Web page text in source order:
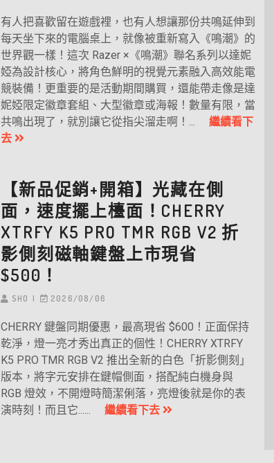
有人把喜歡留在遊戲裡，也有人想讓那份共鳴延伸到
每天坐下來的電腦桌上，就像被重新寫入《鳴潮》的
世界觀一樣！這次 Razer ×《鳴潮》聯名系列以達妮
婭為設計核心，將角色鮮明的視覺元素融入高效能電
競裝備！更重要的是活動期間購買，還能帶走像是達
妮婭限定徽章套組、大型徽章或海報！數量有限，當
共鳴出現了，就別讓它從指尖溜走啊！...繼續看下
去
【新品促銷+開箱】光藏在側
面，速度擺上檯面！CHERRY
XTRFY K5 PRO TMR RGB V2 折
影側刻磁軸鍵盤上市現省
$500！
SHO 2026/08/06
CHERRY 鍵盤同期優惠，最高現省 $600！正面保持
乾淨，燈一亮才秀出真正的個性！CHERRY XTRFY
K5 PRO TMR RGB V2 推出全新的白色「折影側刻」
版本，將字元安排在鍵帽側面，搭配純白機身與
RGB 燈效，不開燈時簡潔俐落，亮燈後就是你的表
演時刻！而且它......繼續看下去